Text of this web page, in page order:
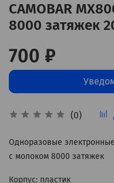
CAMOBAR
8000 затяжек
(0)
700 ₽
Одноразовые
с молоком 8000 затяжек
Корпус: пластик